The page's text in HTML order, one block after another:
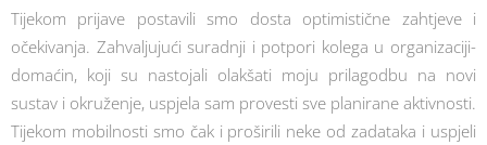
Tijekom prijave postavili smo dosta optimistične zahtjeve i
očekivanja. Zahvaljujući suradnji i potpori kolega u organizaciji-
domaćin, koji su nastojali olakšati moju prilagodbu na novi
sustav i okruženje, uspjela sam provesti sve planirane aktivnosti.
Tijekom mobilnosti smo čak i proširili neke od zadataka i uspjeli